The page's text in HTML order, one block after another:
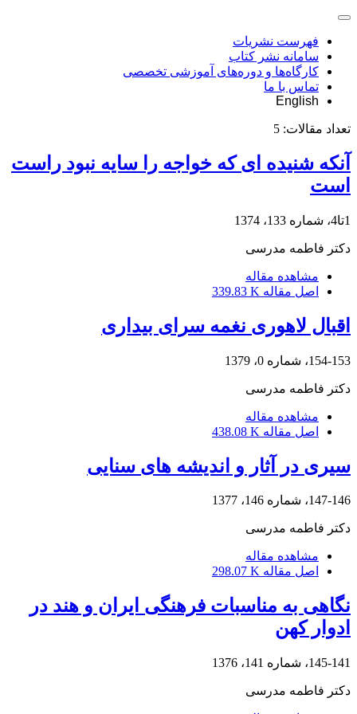
فهرست نشریات
سامانه نشر کتاب
کارگاه‌ها و دوره‌های آموزشی تخصصی
تماس با ما
English
تعداد مقالات: 5
آنکه شنیده ای که خواجه را سایه نبود راست
است
1تا4، شماره 133، 1374
دکتر فاطمه مدرسی
مشاهده مقاله
اصل مقاله 339.83 K
اقبال لاهوری نغمه سرای بیداری
154-153، شماره 0، 1379
دکتر فاطمه مدرسی
مشاهده مقاله
اصل مقاله 438.08 K
سیری در آثار و اندیشه های سنایی
147-146، شماره 146، 1377
دکتر فاطمه مدرسی
مشاهده مقاله
اصل مقاله 298.07 K
نگاهی به مناسبات فرهنگی ایران و هند در
ادوار کهن
145-141، شماره 141، 1376
دکتر فاطمه مدرسی